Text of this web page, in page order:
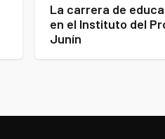
La carrera de
en el Instituto del
Junín